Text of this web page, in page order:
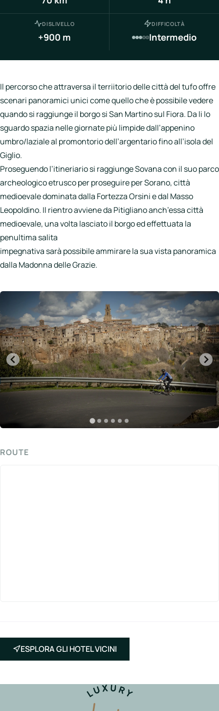
Northen
Souther
Hotels
Unisciti
a
LBH
Login
DISLIVELLO
+900 m
DIFFICOLTÀ
Intermedio
Il percorso che attraversa il terriitorio delle città del tufo offre
scenari panoramici unici come quello che è possibile vedere
quando si raggiunge il borgo si San Martino sul Fiora. Da li lo
sguardo spazia nelle giornate più limpide dall’appenino
umbro/laziale al promontorio dell’argentario fino all’isola del
Giglio.
Proseguendo l’itineriario si raggiunge Sovana con il suo parco
archeologico etrusco per proseguire per Sorano, città
medioevale dominata dalla Fortezza Orsini e dal Masso
Leopoldino. Il rientro avviene da Pitigliano anch’essa città
medioevale, una volta lasciato il borgo ed effettuata la
penultima salita
impegnativa sarà possibile ammirare la sua vista panoramica
dalla Madonna delle Grazie.
ROUTE
ESPLORA GLI HOTEL VICINI